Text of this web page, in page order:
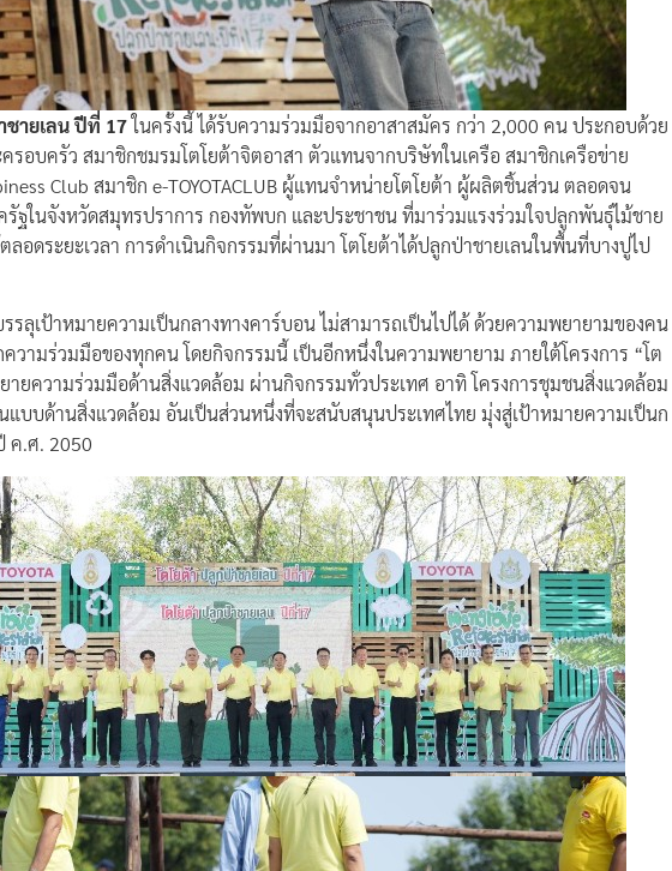
ชายเลน ปีที่ 17ในครั้งนี้ ได้รับความร่วมมือจากอาสาสมัคร กว่า 2,000 คน ประกอบด้วย
รอบครัว สมาชิกชมรมโตโยต้าจิตอาสา ตัวแทนจากบริษัทในเครือ สมาชิกเครือข่าย
Club สมาชิก e-TOYOTACLUB ผู้แทนจำหน่ายโตโยต้า ผู้ผลิตชิ้นส่วน ตลอดจน
ฐในจังหวัดสมุทรปราการ กองทัพบก และประชาชน ที่มาร่วมแรงร่วมใจปลูกพันธุ์ไม้ชาย
ลอดระยะเวลา การดำเนินกิจกรรมที่ผ่านมา โตโยต้าได้ปลูกป่าชายเลนในพื้นที่บางปูไป
รรลุเป้าหมายความเป็นกลางทางคาร์บอน ไม่สามารถเป็นไปได้ ด้วยความพยายามของคน
วามร่วมมือของทุกคน โดยกิจกรรมนี้ เป็นอีกหนึ่งในความพยายาม ภายใต้โครงการ “โต
ยายความร่วมมือด้านสิ่งแวดล้อม ผ่านกิจกรรมทั่วประเทศ อาทิ โครงการชุมชนสิ่งแวดล้อม
บบด้านสิ่งแวดล้อม อันเป็นส่วนหนึ่งที่จะสนับสนุนประเทศไทย มุ่งสู่เป้าหมายความเป็นก
ค.ศ. 2050